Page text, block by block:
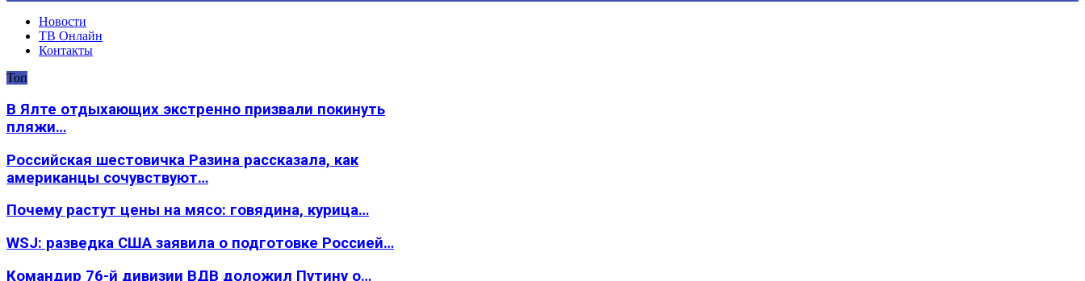
Новости
ТВ Онлайн
Контакты
Топ
В Ялте отдыхающих экстренно призвали покинуть
пляжи…
Российская шестовичка Разина рассказала, как
американцы сочувствуют…
Почему растут цены на мясо: говядина, курица…
WSJ: разведка США заявила о подготовке Россией…
Командир 76-й дивизии ВДВ доложил Путину о…